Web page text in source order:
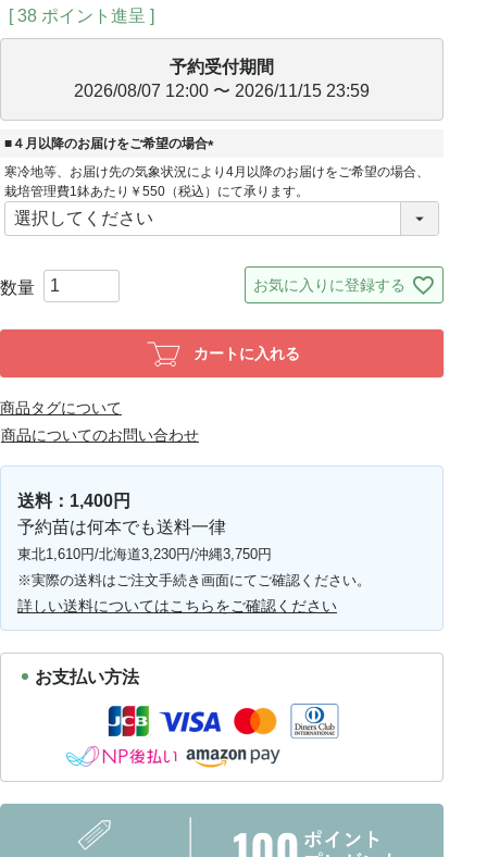
[ 38 ポイント進呈 ]
予約受付期間
2026/08/07 12:00 〜 2026/11/15 23:59
■４月以降のお届けをご希望の場合
(
必
須
寒冷地等、お届け先の気象状況により4月以降のお届けをご希望の場合、
栽培管理費1鉢あたり￥550（税込）にて承ります。
お気に入りに登録する
カートに入れる
商品タグについて
商品についてのお問い合わせ
送料：1,400円
予約苗は何本でも送料一律
東北1,610円/北海道3,230円/沖縄3,750円
※実際の送料はご注文手続き画面にてご確認ください。
詳しい送料についてはこちらをご確認ください
お支払い方法